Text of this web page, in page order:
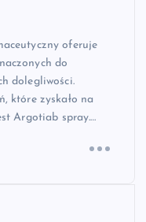
oferuje
do
dolegliwości.
które zyskało na
Argotiab spray.…